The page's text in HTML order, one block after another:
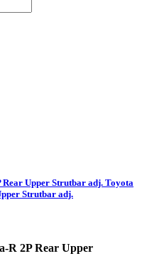
Upper Strutbar adj.Toyota
Strutbar adj.
R 2P Rear Upper